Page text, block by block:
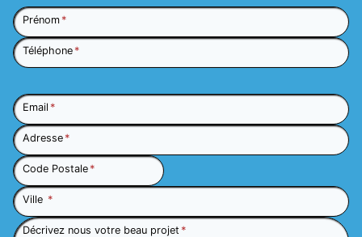
Prénom *
Téléphone *
Email *
Adresse *
Code Postale *
Ville *
Décrivez nous votre beau projet *